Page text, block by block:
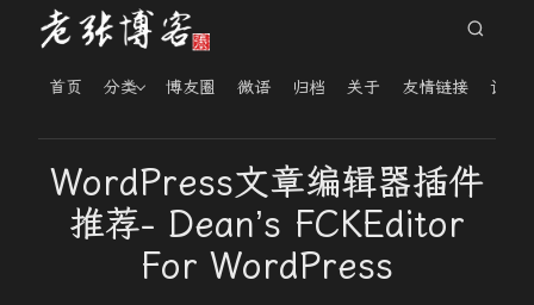
首页 分类 博友圈 微语 归档 关于 友情链接 读者
WordPress文章编辑器插件
推荐- Dean’s FCKEditor
For WordPress